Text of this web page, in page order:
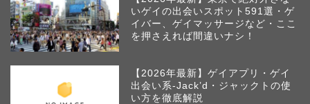
いゲイの出会いスポット591選・ゲ
イバー、ゲイマッサージなど・ここ
を押さえれば間違いナシ！
【2026年最新】ゲイアプリ・ゲイ
出会い系-Jack’d・ジャックトの使
い方を徹底解説